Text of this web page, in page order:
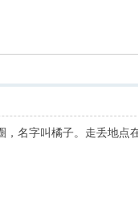
名字叫橘子。走丢地点